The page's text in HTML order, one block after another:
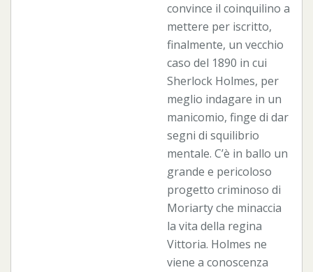
convince il coinquilino a
mettere per iscritto,
finalmente, un vecchio
caso del 1890 in cui
Sherlock Holmes, per
meglio indagare in un
manicomio, finge di dar
segni di squilibrio
mentale. C’è in ballo un
grande e pericoloso
progetto criminoso di
Moriarty che minaccia
la vita della regina
Vittoria. Holmes ne
viene a conoscenza